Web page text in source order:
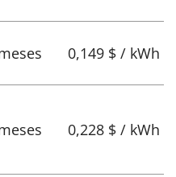
0,149 $ / kWh
0,228 $ / kWh